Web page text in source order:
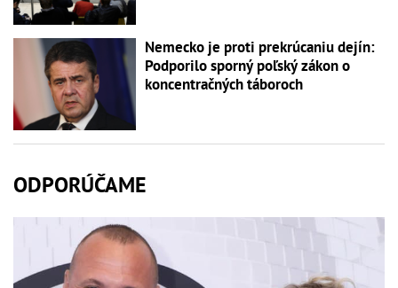
Nemecko je proti prekrúcaniu dejín:
Podporilo sporný poľský zákon o
koncentračných táboroch
ODPORÚČAME